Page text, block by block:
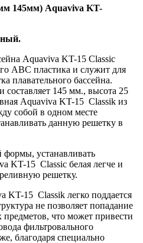
145мм) Aquaviva KT-
Aquaviva KT-15 Classic
АВС пластика и служит для
плавательного бассейна.
145 мм., высота 25
Aquaviva KT-15 Classik из
собой в одном месте
данную решетку в
формы, устанавливать
KT-15 Classic белая легче и
решетку.
KT-15 Classik легко поддается
не позволяет попадание
что может привести
фильтровального
благодаря специально